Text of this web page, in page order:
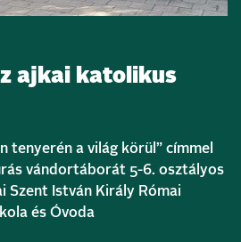
ajkai katolikus
tenyerén a világ körül” címmel
vándortáborát 5-6. osztályos
Szent István Király Római
és Óvoda